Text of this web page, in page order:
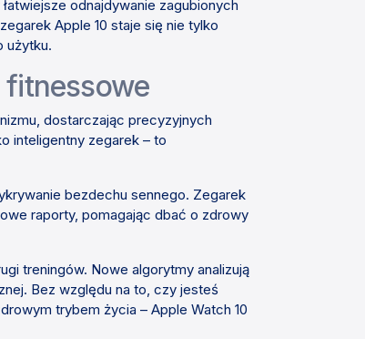
odnajdywanie zagubionych
Apple 10 staje się nie tylko
użytku.
dostarczając precyzyjnych
inteligentny zegarek – to
bezdechu sennego. Zegarek
raporty, pomagając dbać o zdrowy
treningów. Nowe algorytmy analizują
Bez względu na to, czy jesteś
trybem życia – Apple Watch 10